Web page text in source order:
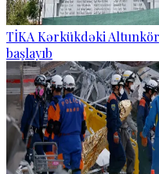
TİKA Kərkükdəki
başlayıb